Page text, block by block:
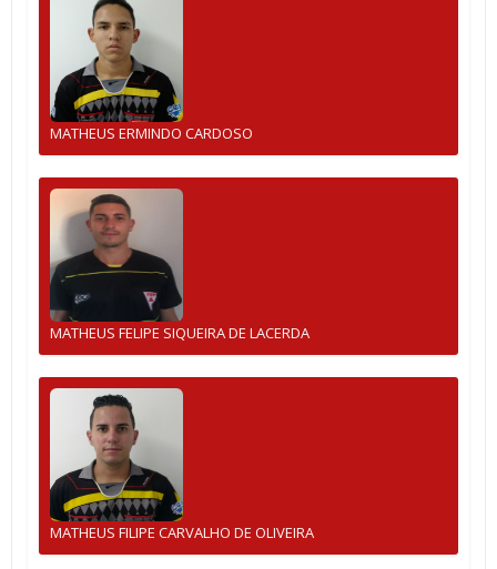
MATHEUS ERMINDO CARDOSO
MATHEUS FELIPE SIQUEIRA DE LACERDA
MATHEUS FILIPE CARVALHO DE OLIVEIRA